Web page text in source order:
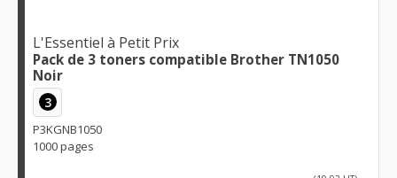
L'Essentiel à Petit Prix
Pack de 3 toners compatible Brother TN1050
Noir
3
P3KGNB1050
1000 pages